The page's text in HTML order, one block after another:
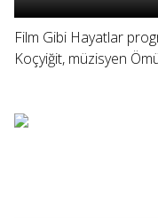
Film Gibi Hayatlar
Koçyiğit, müzisyen